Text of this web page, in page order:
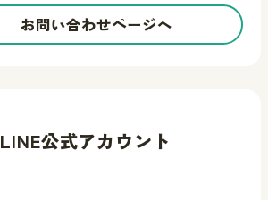
お問い合わせページへ
LINE公式アカウント